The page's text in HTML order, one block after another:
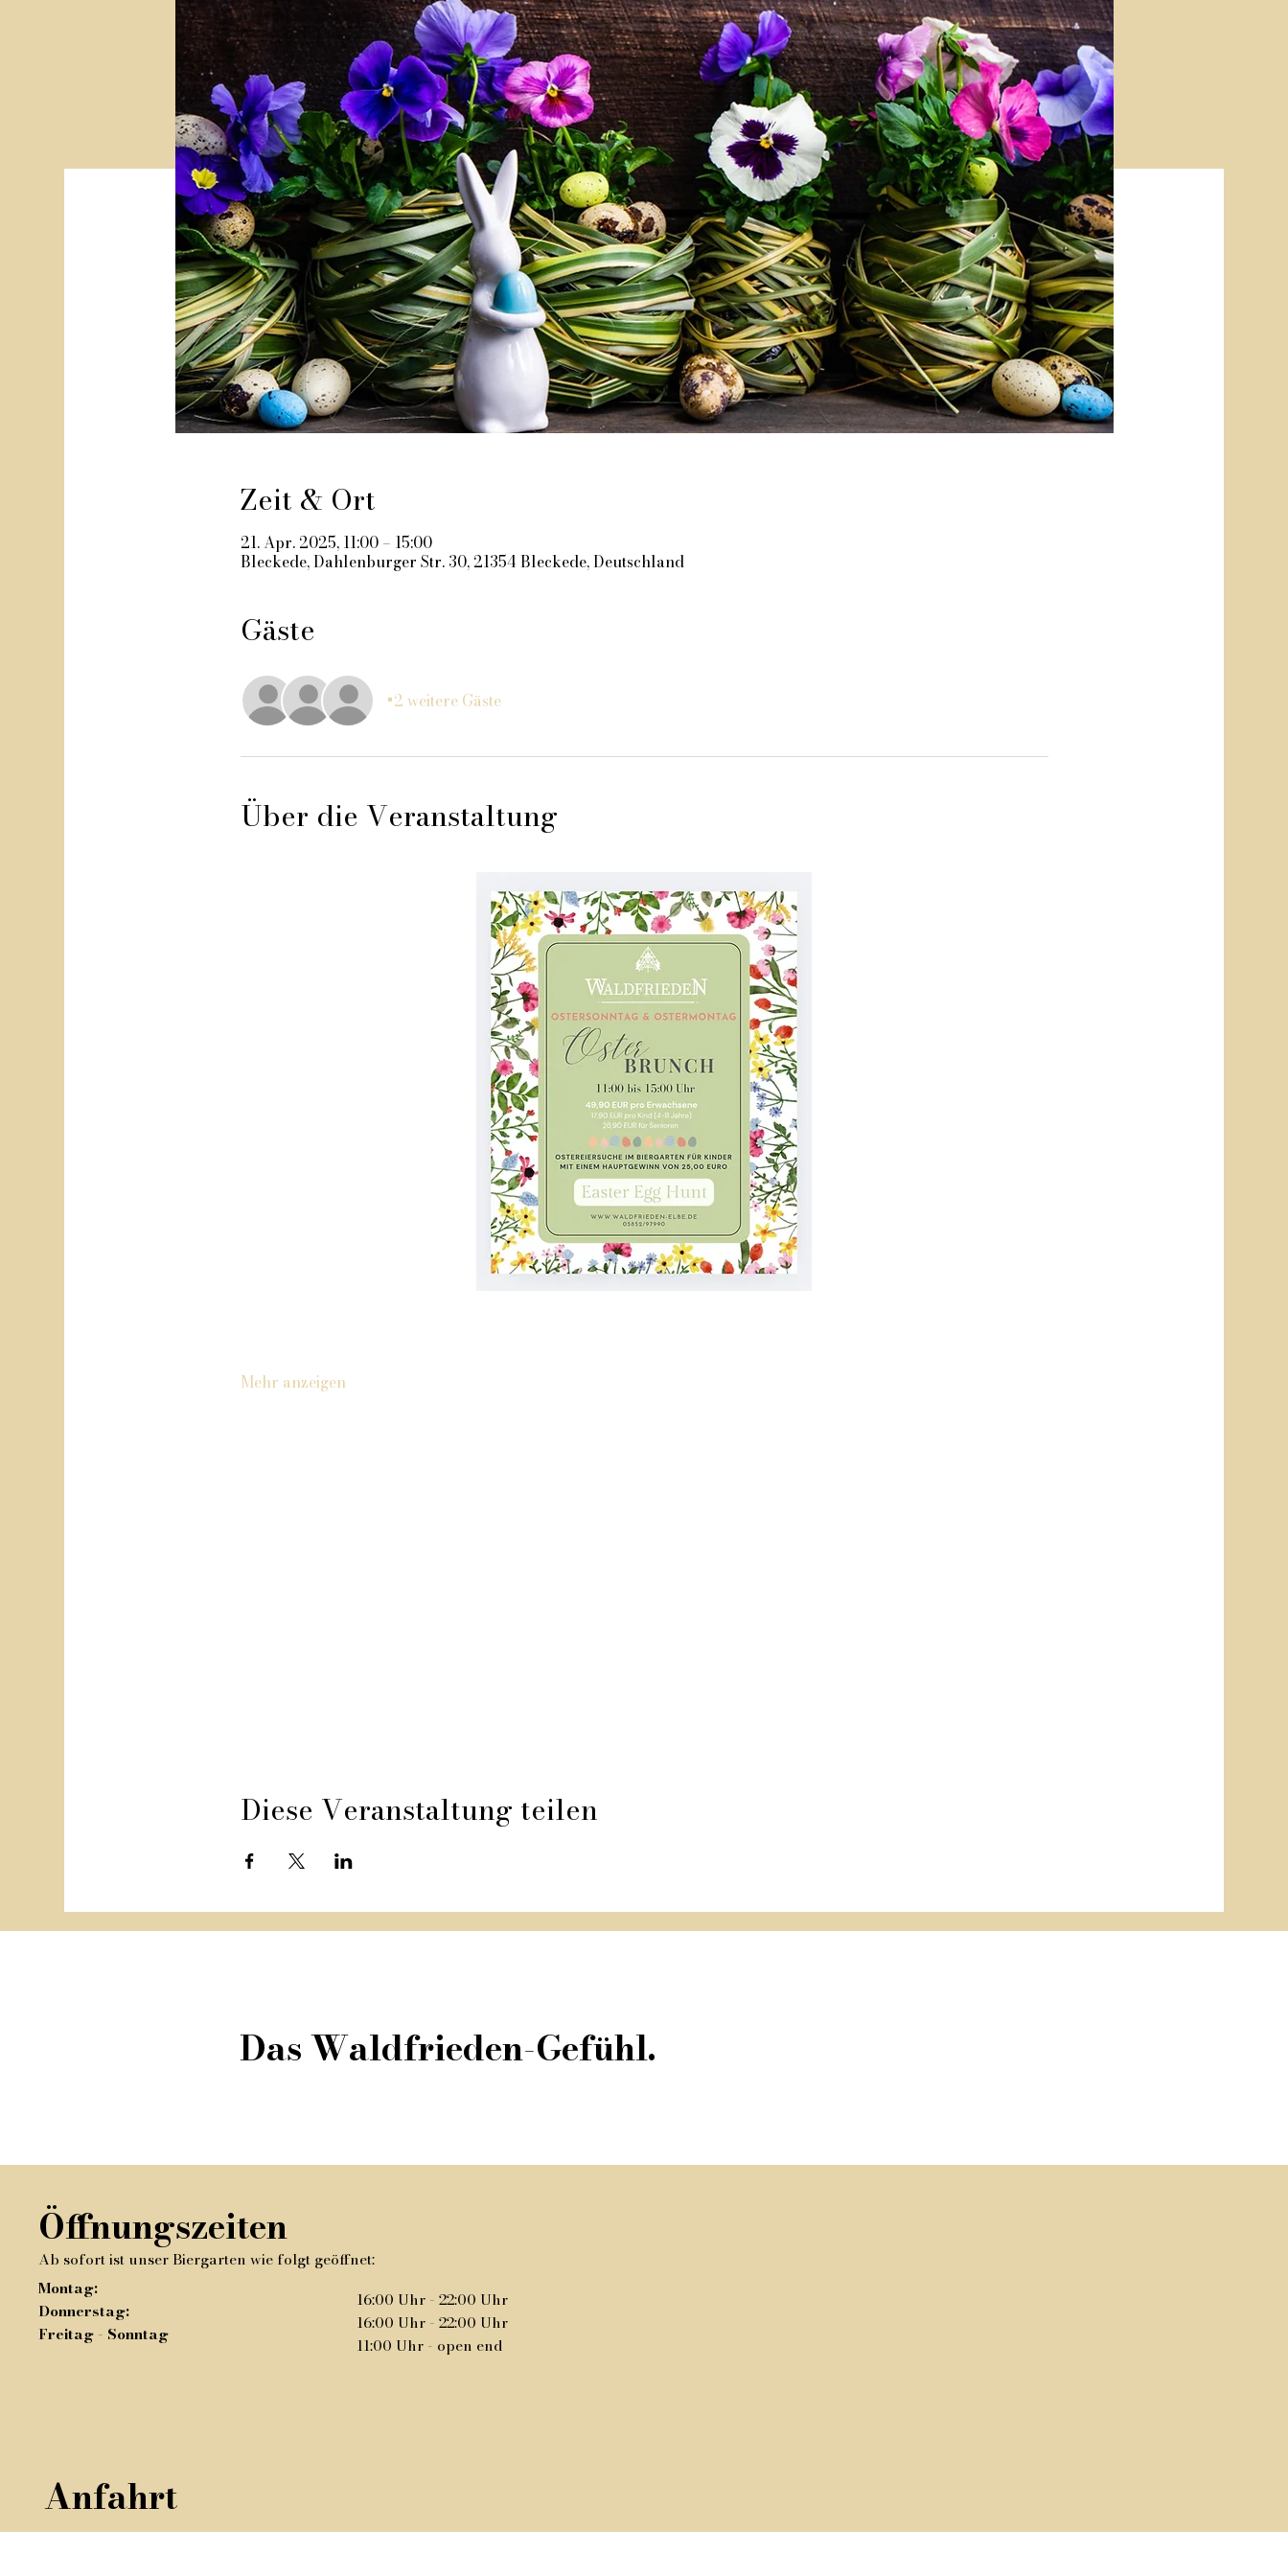
Zeit & Ort
21. Apr. 2025, 11:00 – 15:00
Bleckede, Dahlenburger Str. 30, 21354 Bleckede, Deutschland
Gäste
+2 weitere Gäste
Über die Veranstaltung
Mehr anzeigen
Diese Veranstaltung teilen
Anfahrt
Öffnungszeiten
Montag:
Donnerstag:
Freitag - Sonntag
16:00 Uhr - 22:00 Uhr
16:00 Uhr - 22:00 Uhr
11:00 Uhr - open end
Ab sofort ist unser Biergarten wie folgt geöffnet:
Das Waldfrieden-Gefühl.